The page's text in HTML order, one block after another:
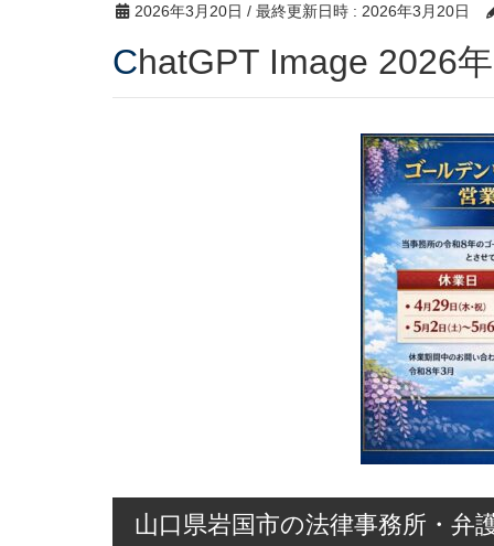
2026年3月20日 / 最終更新日時 : 2026年3月20日
ChatGPT Image 2026
山口県岩国市の法律事務所・弁